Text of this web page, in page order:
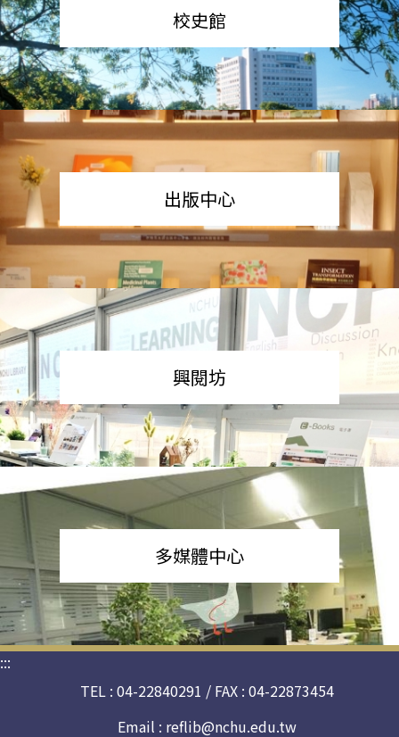
校史館
出版中心
興閱坊
多媒體中心
:::
TEL : 04-22840291 / FAX : 04-22873454
Email : reflib@nchu.edu.tw